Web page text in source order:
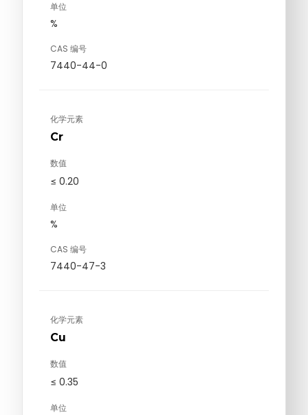
单位
%
CAS 编号
7440-44-0
化学元素
Cr
数值
≤ 0.20
单位
%
CAS 编号
7440-47-3
化学元素
Cu
数值
≤ 0.35
单位